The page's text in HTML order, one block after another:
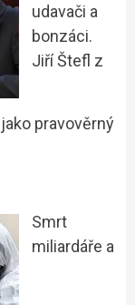
udavači a
bonzáci.
Jiří Štefl z
pravověrný
Smrt
miliardáře a